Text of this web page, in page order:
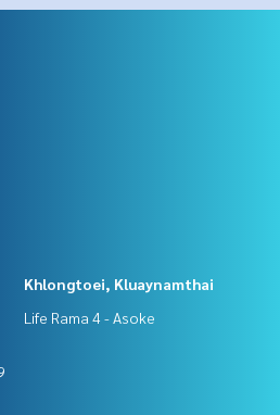
Khlongtoei, Kluaynamthai
Life Rama 4 - Asoke